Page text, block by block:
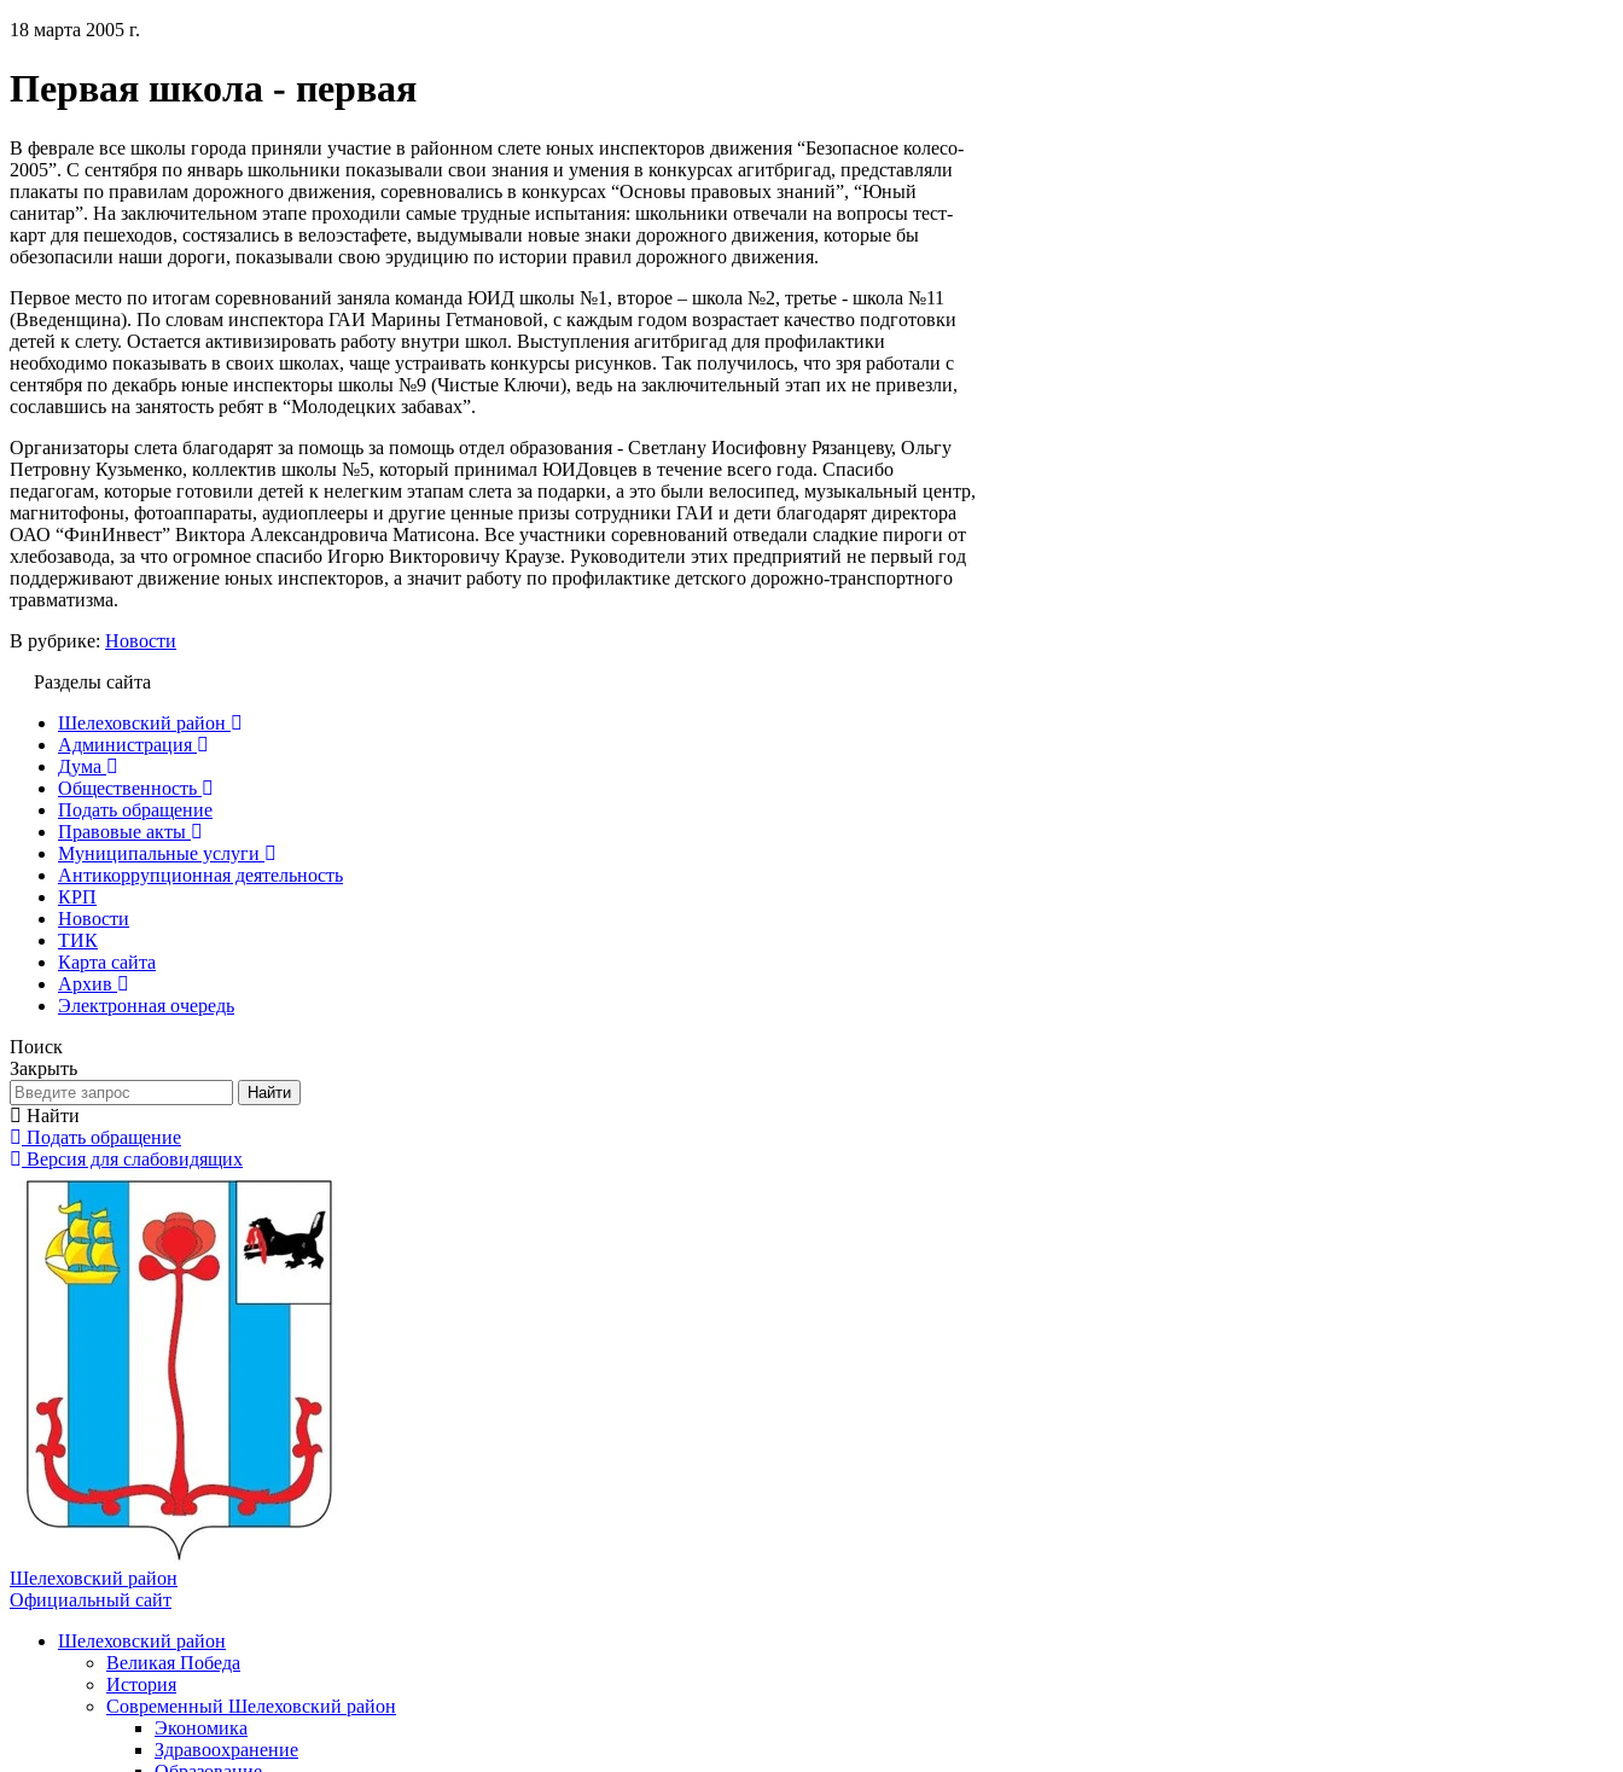
18 марта 2005 г.
Первая школа - первая
В феврале все школы города приняли участие в районном слете юных инспекторов движения “Безопасное колесо-
2005”. С сентября по январь школьники показывали свои знания и умения в конкурсах агитбригад, представляли
плакаты по правилам дорожного движения, соревновались в конкурсах “Основы правовых знаний”, “Юный
санитар”. На заключительном этапе проходили самые трудные испытания: школьники отвечали на вопросы тест-
карт для пешеходов, состязались в велоэстафете, выдумывали новые знаки дорожного движения, которые бы
обезопасили наши дороги, показывали свою эрудицию по истории правил дорожного движения.
Первое место по итогам соревнований заняла команда ЮИД школы №1, второе – школа №2, третье - школа №11
(Введенщина). По словам инспектора ГАИ Марины Гетмановой, с каждым годом возрастает качество подготовки
детей к слету. Остается активизировать работу внутри школ. Выступления агитбригад для профилактики
необходимо показывать в своих школах, чаще устраивать конкурсы рисунков. Так получилось, что зря работали с
сентября по декабрь юные инспекторы школы №9 (Чистые Ключи), ведь на заключительный этап их не привезли,
сославшись на занятость ребят в “Молодецких забавах”.
Организаторы слета благодарят за помощь за помощь отдел образования - Светлану Иосифовну Рязанцеву, Ольгу
Петровну Кузьменко, коллектив школы №5, который принимал ЮИДовцев в течение всего года. Спасибо
педагогам, которые готовили детей к нелегким этапам слета за подарки, а это были велосипед, музыкальный центр,
магнитофоны, фотоаппараты, аудиоплееры и другие ценные призы сотрудники ГАИ и дети благодарят директора
ОАО “ФинИнвест” Виктора Александровича Матисона. Все участники соревнований отведали сладкие пироги от
хлебозавода, за что огромное спасибо Игорю Викторовичу Краузе. Руководители этих предприятий не первый год
поддерживают движение юных инспекторов, а значит работу по профилактике детского дорожно-транспортного
травматизма.
В рубрике: Новости
Разделы сайта
Шелеховский район
Администрация
Дума
Общественность
Подать обращение
Правовые акты
Муниципальные услуги
Антикоррупционная деятельность
КРП
Новости
ТИК
Карта сайта
Архив
Электронная очередь
Поиск
Закрыть
Найти
Найти
Подать обращение
Версия для слабовидящих
Шелеховский район
Официальный сайт
Шелеховский район
Великая Победа
История
Современный Шелеховский район
Экономика
Здравоохранение